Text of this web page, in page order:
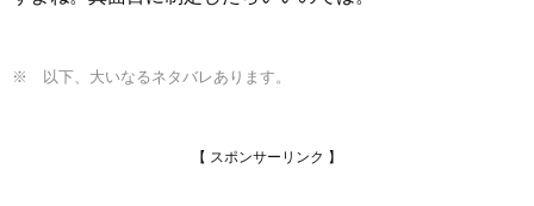
※ 以下、大いなるネタバレあります。